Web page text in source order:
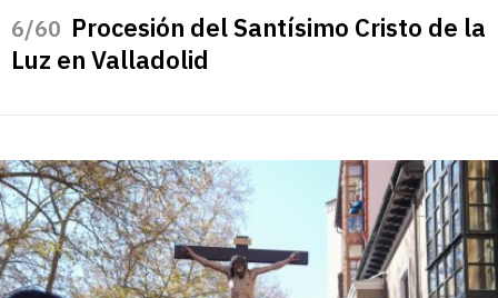
/60 Procesión del Santísimo Cristo de la
Luz en Valladolid